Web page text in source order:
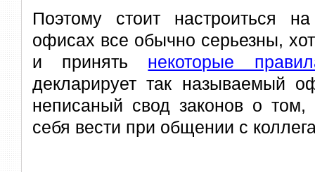
Поэтому стоит настроиться
офисах все обычно серьезны,
и принять некоторые
декларирует так называемый
неписаный свод законов о
себя вести при общении с